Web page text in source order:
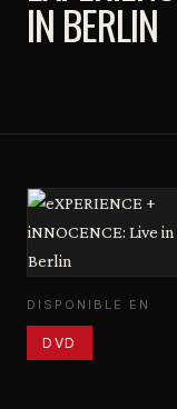
IN BERLIN
DISPONIBLE EN
DVD